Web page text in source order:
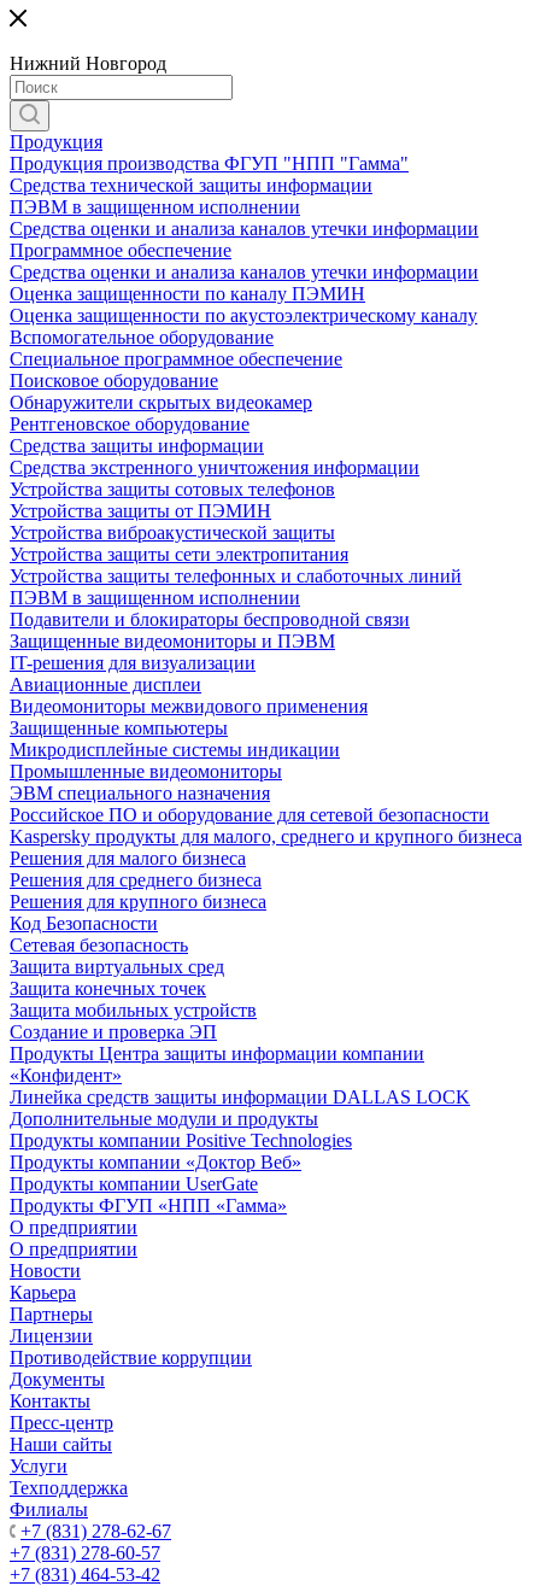
Нижний Новгород
Продукция
Продукция производства ФГУП "НПП "Гамма"
Средства технической защиты информации
ПЭВМ в защищенном исполнении
Средства оценки и анализа каналов утечки информации
Программное обеспечение
Средства оценки и анализа каналов утечки информации
Оценка защищенности по каналу ПЭМИН
Оценка защищенности по акустоэлектрическому каналу
Вспомогательное оборудование
Специальное программное обеспечение
Поисковое оборудование
Обнаружители скрытых видеокамер
Рентгеновское оборудование
Средства защиты информации
Средства экстренного уничтожения информации
Устройства защиты сотовых телефонов
Устройства защиты от ПЭМИН
Устройства виброакустической защиты
Устройства защиты сети электропитания
Устройства защиты телефонных и слаботочных линий
ПЭВМ в защищенном исполнении
Подавители и блокираторы беспроводной связи
Защищенные видеомониторы и ПЭВМ
IT-решения для визуализации
Авиационные дисплеи
Видеомониторы межвидового применения
Защищенные компьютеры
Микродисплейные системы индикации
Промышленные видеомониторы
ЭВМ специального назначения
Российское ПО и оборудование для сетевой безопасности
Kaspersky продукты для малого, среднего и крупного бизнеса
Решения для малого бизнеса
Решения для среднего бизнеса
Решения для крупного бизнеса
Код Безопасности
Сетевая безопасность
Защита виртуальных сред
Защита конечных точек
Защита мобильных устройств
Создание и проверка ЭП
Продукты Центра защиты информации компании
«Конфидент»
Линейка средств защиты информации DALLAS LOCK
Дополнительные модули и продукты
Продукты компании Positive Technologies
Продукты компании «Доктор Веб»
Продукты компании UserGate
Продукты ФГУП «НПП «Гамма»
О предприятии
О предприятии
Новости
Карьера
Партнеры
Лицензии
Противодействие коррупции
Документы
Контакты
Пресс-центр
Наши сайты
Услуги
Техподдержка
Филиалы
+7 (831) 278-62-67
+7 (831) 278-60-57
+7 (831) 464-53-42